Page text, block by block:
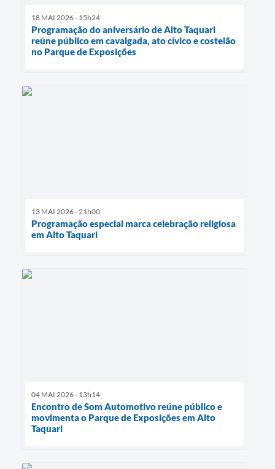
18 MAI 2026 - 15h24
Programação do aniversário de Alto Taquari
reúne público em cavalgada, ato cívico e costelão
no Parque de Exposições
13 MAI 2026 - 21h00
Programação especial marca celebração religiosa
em Alto Taquari
04 MAI 2026 - 13h14
Encontro de Som Automotivo reúne público e
movimenta o Parque de Exposições em Alto
Taquari